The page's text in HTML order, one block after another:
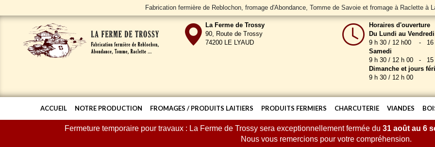
Fabrication fermière de Reblochon, fromage d'Abondance, Tomme de Savoie et fromage à Raclette à
La Ferme de Trossy
90, Route de Trossy
74200 LE LYAUD
Horaires d'ouverture
Du Lundi au Vendredi
9 h 30 / 12 h00 - 16
Samedi
9 h 30 / 12 h 00 - 15
Dimanche et jours
9 h 30 / 12 h 00
ACCUEIL NOTRE PRODUCTION FROMAGES / PRODUITS LAITIERS PRODUITS FERMIERS CHARCUTERIE VIANDES
Fermeture temporaire pour travaux : La Ferme de Trossy sera exceptionnellement fermée du 31 août au 6
Nous vous remercions pour votre compréhension.